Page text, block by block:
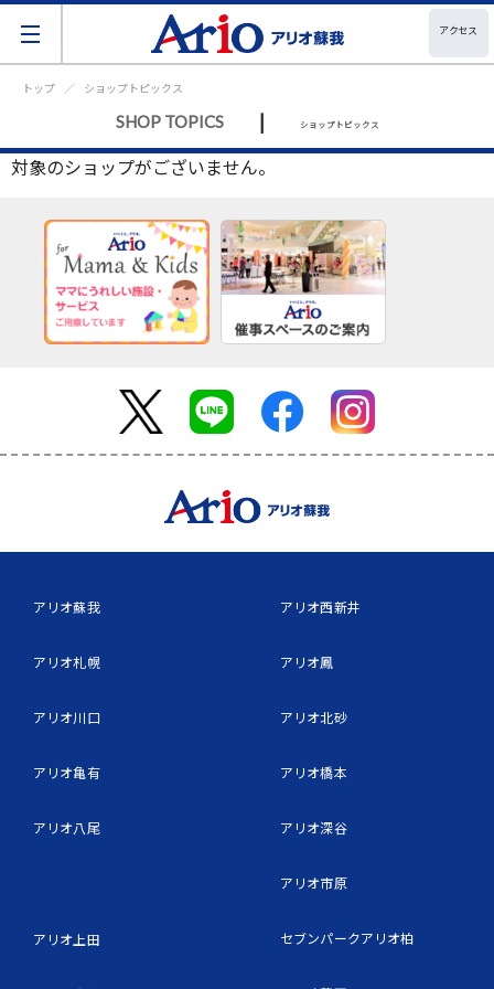
アクセス
トップ ショップトピックス
SHOP TOPICS | ショップトピックス
対象のショップがございません。
アリオ蘇我
アリオ札幌
アリオ川口
アリオ亀有
アリオ八尾
アリオ上田
アリオ西新井
アリオ鳳
アリオ北砂
アリオ橋本
アリオ深谷
アリオ市原
セブンパークアリオ柏